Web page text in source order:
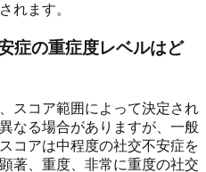
れます。
症の重症度レベルはど
スコア範囲によって決定され
なる場合がありますが、一般
コアは中程度の社交不安症を
著、重度、非常に重度の社交